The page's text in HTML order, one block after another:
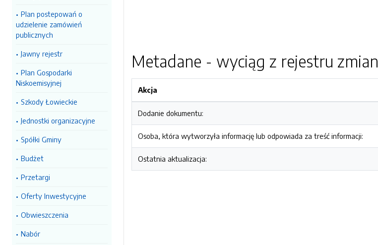
Plan postepowań o
udzielenie zamówień
publicznych
Jawny rejestr
Plan Gospodarki
Niskoemisyjnej
Szkody Łowieckie
Jednostki organizacyjne
Spółki Gminy
Budżet
Przetargi
Oferty Inwestycyjne
Obwieszczenia
Nabór
Metadane - wyciąg z rejestru zmian
Akcja
Dodanie dokumentu:
Osoba, która wytworzyła informację lub odpowiada za treść informacji:
Ostatnia aktualizacja: